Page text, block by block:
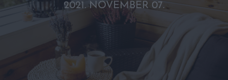
2021. NOVEMBER 07.